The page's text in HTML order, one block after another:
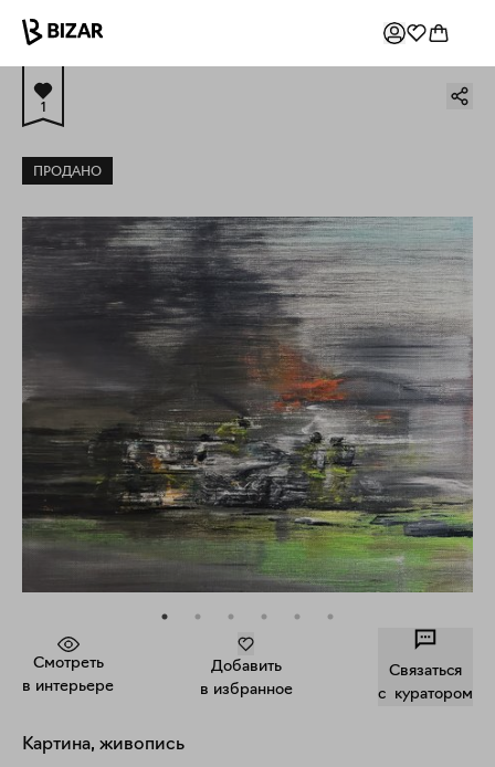
1
ПРОДАНО
Смотреть
в интерьере
Добавить
в избранное
Связаться
c куратором
Картина, живопись